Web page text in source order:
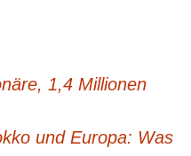
1,4 Millionen
und Europa: Was